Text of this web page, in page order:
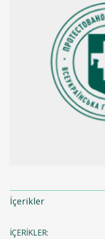
İçerikler
İÇERIKLER: